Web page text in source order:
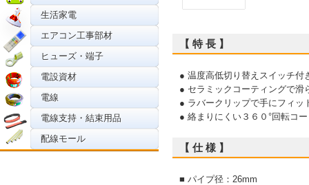
生活家電
エアコン工事部材
ヒューズ・端子
電設資材
電線
電線支持・結束用品
配線モール
【 特 長 】
● 温度高低切り替えスイッチ付
● セラミックコーティングで滑
● ラバークリップで手にフィッ
● 絡まりにくい３６０°回転コ
【 仕 様 】
■ パイプ径：26mm